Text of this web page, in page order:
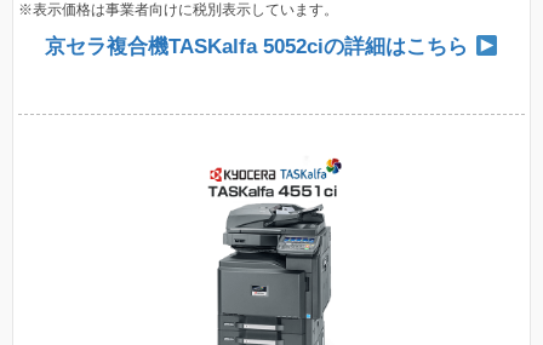
※表示価格は事業者向けに税別表示しています。
京セラ複合機TASKalfa 5052ciの詳細はこちら